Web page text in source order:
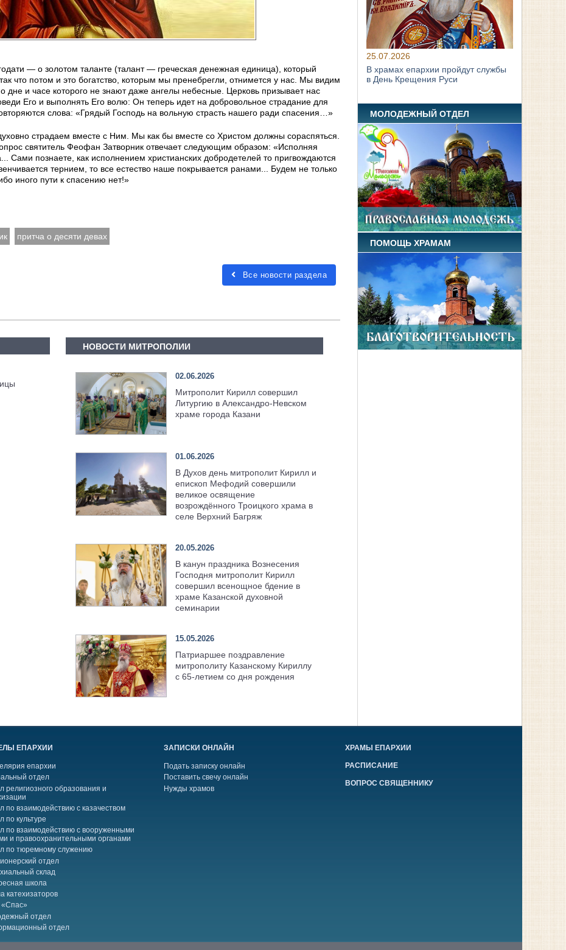
— о золотом таланте (талант — греческая денежная единица), который
что потом и это богатство, которым мы пренебрегли, отнимется у нас. Мы видим
и часе которого не знают даже ангелы небесные. Церковь призывает нас
Его и выполнять Его волю: Он теперь идет на добровольное страдание для
слова: «Грядый Господь на вольную страсть нашего ради спасения…»
страдаем вместе с Ним. Мы как бы вместе со Христом должны сораспяться.
святитель Феофан Затворник отвечает следующим образом: «Исполняя
Сами познаете, как исполнением христианских добродетелей то пригвождаются
тернием, то все естество наше покрывается ранами... Будем не только
иного пути к спасению нет!»
притча о десяти девах
Все новости раздела
НОВОСТИ МИТРОПОЛИИ
02.06.2026
Митрополит Кирилл совершил
Литургию в Александро-Невском
храме города Казани
01.06.2026
В Духов день митрополит Кирилл и
епископ Мефодий совершили
великое освящение
возрождённого Троицкого храма в
селе Верхний Багряж
20.05.2026
В канун праздника Вознесения
Господня митрополит Кирилл
совершил всенощное бдение в
храме Казанской духовной
семинарии
15.05.2026
Патриаршее поздравление
митрополиту Казанскому Кириллу
с 65-летием со дня рождения
25.07.2026
В храмах епархии пройдут службы
в День Крещения Руси
МОЛОДЕЖНЫЙ ОТДЕЛ
ПОМОЩЬ ХРАМАМ
ЕПАРХИИ
епархии
отдел
религиозного образования и
по взаимодействию с казачеством
по культуре
по взаимодействию с вооруженными
и правоохранительными органами
по тюремному служению
отдел
склад
школа
катехизаторов
отдел
отдел
ЗАПИСКИ ОНЛАЙН
Подать записку онлайн
Поставить свечу онлайн
Нужды храмов
ХРАМЫ ЕПАРХИИ
РАСПИСАНИЕ
ВОПРОС СВЯЩЕННИКУ